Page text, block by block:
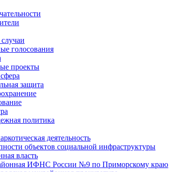
голосования
проекты
защита
политика
деятельность
объектов социальной инфраструктуры
власть
ИФНС России №9 по Приморскому краю